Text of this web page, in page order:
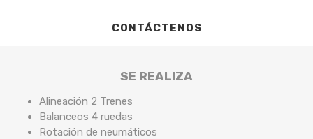
CONTÁCTENOS
SE REALIZA
Alineación 2 Trenes
Balanceos 4 ruedas
Rotación de neumáticos